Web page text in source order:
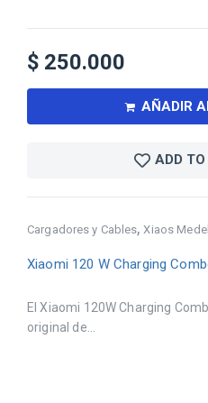
Cargadores y Cables,Xiaos
Xiaomi 120 W Charging
El Xiaomi 120W Charging
original de...
$ 250.000
AÑADIR
ADD